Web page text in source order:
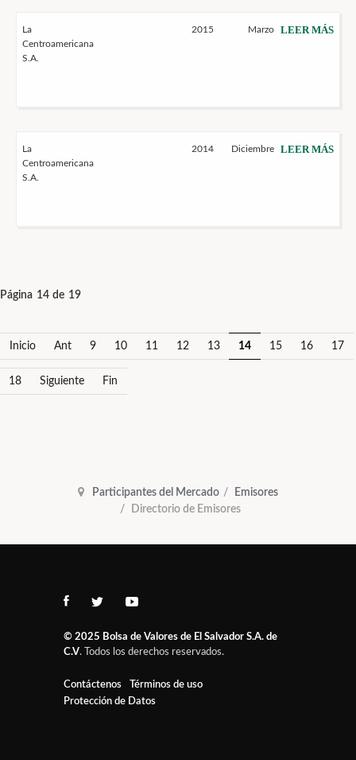
La
Centroamericana
S.A.
2015 Marzo LEER MÁS
La
Centroamericana
S.A.
2014 Diciembre LEER MÁS
Página 14 de 19
Inicio Ant 9 10 11 12 13 14 15 16 17
18 Siguiente Fin
Participantes del Mercado
Emisores
Directorio de Emisores
© 2025 Bolsa de Valores de El Salvador S.A. de
C.V. Todos los derechos reservados.
Contáctenos
Términos de uso
Protección de Datos